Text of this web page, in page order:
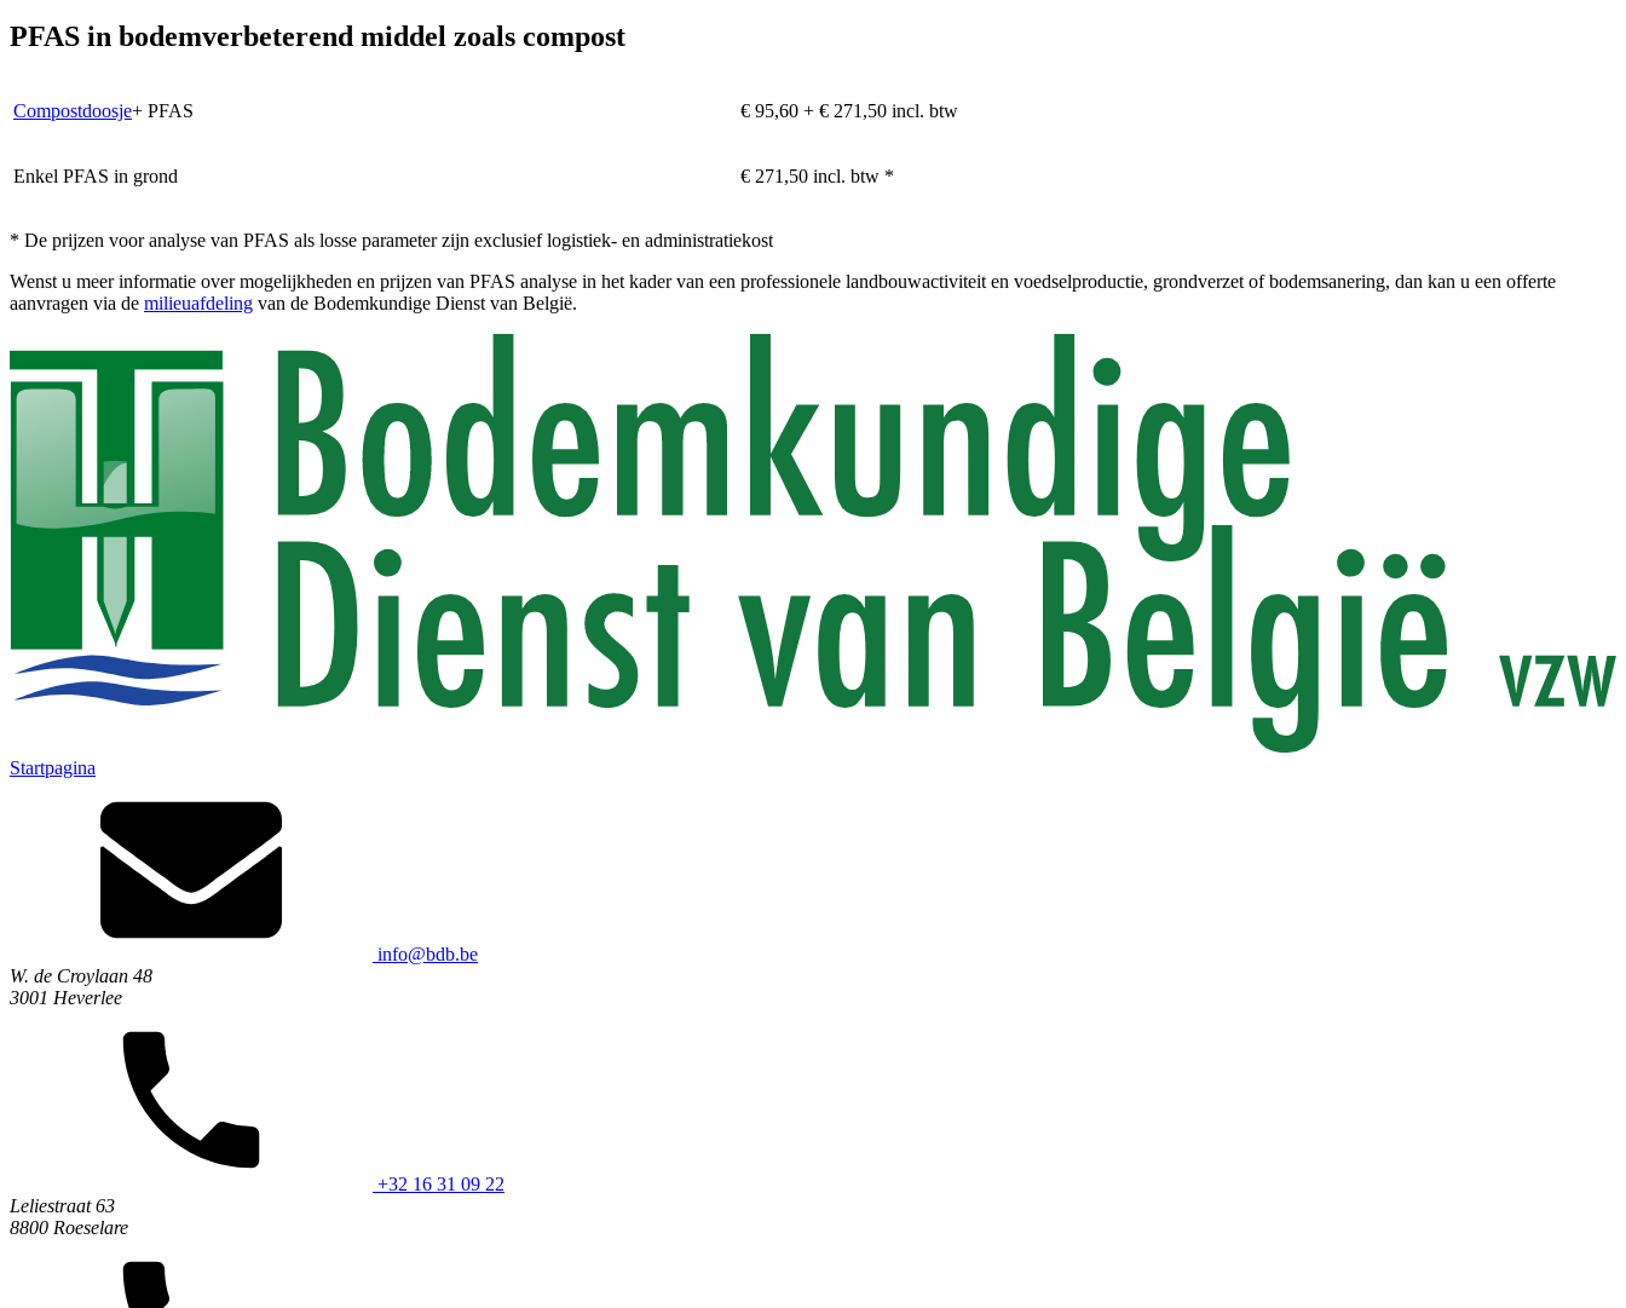
PFAS in bodemverbeterend middel zoals compost
Compostdoosje+ PFAS € 95,60 + € 271,50 incl. btw
Enkel PFAS in grond € 271,50 incl. btw *
* De prijzen voor analyse van PFAS als losse parameter zijn exclusief logistiek- en administratiekost
Wenst u meer informatie over mogelijkheden en prijzen van PFAS analyse in het kader van een professionele landbouwactiviteit en voedselproductie, grondverzet of bodemsanering, dan kan u een offerte
aanvragen via de milieuafdeling van de Bodemkundige Dienst van België.
Startpagina
info@bdb.be
W. de Croylaan 48
3001 Heverlee
+32 16 31 09 22
Leliestraat 63
8800 Roeselare